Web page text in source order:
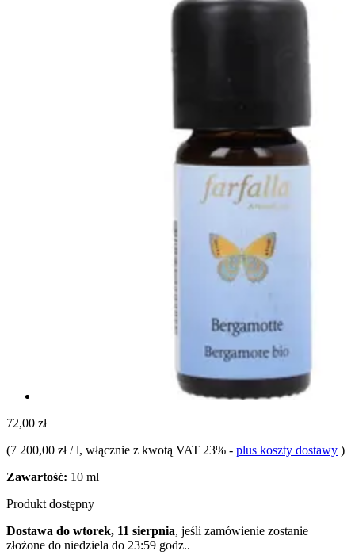
72,00 zł
(7 200,00 zł / l, włącznie z kwotą VAT 23% - plus koszty dostawy )
Zawartość: 10 ml
Produkt dostępny
Dostawa do wtorek, 11 sierpnia, jeśli zamówienie zostanie
złożone do niedziela do 23:59 godz..